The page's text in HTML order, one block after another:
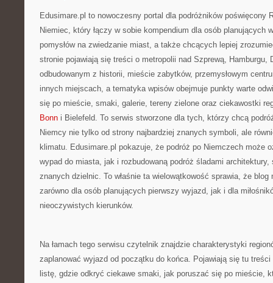
Edusimare.pl to nowoczesny portal dla podróżników poświęcony
Niemiec, który łączy w sobie kompendium dla osób planujących
pomysłów na zwiedzanie miast, a także chcących lepiej
stronie pojawiają się treści o metropolii nad Szprewą, Hamburgu,
odbudowanym z historii, mieście zabytków, przemysłowym
innych miejscach, a tematyka wpisów obejmuje punkty warte
się po mieście, smaki, galerie, tereny zielone oraz ciekawostki
Bonn i Bielefeld. To serwis stworzone dla tych, którzy chcą
Niemcy nie tylko od strony najbardziej znanych symboli, ale
klimatu. Edusimare.pl pokazuje, że podróż po Niemczech może
wypad do miasta, jak i rozbudowaną podróż śladami
znanych dzielnic. To właśnie ta wielowątkowość sprawia, że
zarówno dla osób planujących pierwszy wyjazd, jak i dla
nieoczywistych kierunków.
Na łamach tego serwisu czytelnik znajdzie charakterystyki
zaplanować wyjazd od początku do końca. Pojawiają się tu
listę, gdzie odkryć ciekawe smaki, jak poruszać się po mieście,